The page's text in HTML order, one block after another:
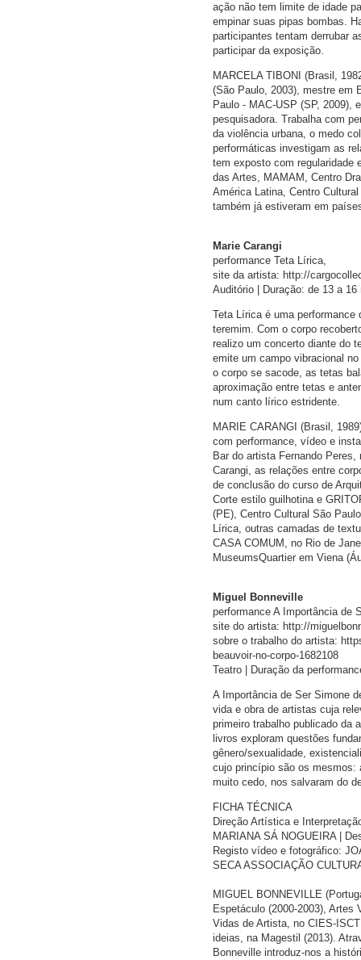
ação não tem limite de idade
empinar suas pipas bombas.
participantes tentam derrubar
participar da exposição.
MARCELA TIBONI (Brasil,
(São Paulo, 2003), mestre em
Paulo - MAC-USP (SP, 2009),
pesquisadora. Trabalha com
da violência urbana, o medo
performáticas investigam as
tem exposto com regularidade
das Artes, MAMAM, Centro
América Latina, Centro
também já estiveram em
Marie Carangi
performance Teta Lírica,
site da artista: http://
Auditório | Duração: de 13 a 16
Teta Lírica é uma
teremim. Com o corpo
realizo um concerto diante do
emite um campo vibracional
o corpo se sacode, as tetas
aproximação entre tetas e
num canto lírico estridente.
MARIE CARANGI (Brasil,
com performance, vídeo e
Bar do artista Fernando
Carangi, as relações entre
de conclusão do curso de
Corte estilo guilhotina e
(PE), Centro Cultural São
Lírica, outras camadas de
CASA COMUM, no Rio de
MuseumsQuartier em Viena
Miguel Bonneville
performance A Importância de
site do artista: http://
sobre o trabalho do artista:
beauvoir-no-corpo-1682108
Teatro | Duração da
A Importância de Ser Simone
vida e obra de artistas cuja
primeiro trabalho publicado da
livros exploram questões
gênero/sexualidade,
cujo princípio são os mesmos:
muito cedo, nos salvaram do
FICHA TÉCNICA
Direção Artística e
MARIANA SÁ NOGUEIRA |
Registo vídeo e fotográfico:
SECA ASSOCIAÇÃO
MIGUEL BONNEVILLE
Espetáculo (2000-2003),
Vidas de Artista, no CIES-
ideias, na Magestil (2013).
Bonneville introduz-nos a